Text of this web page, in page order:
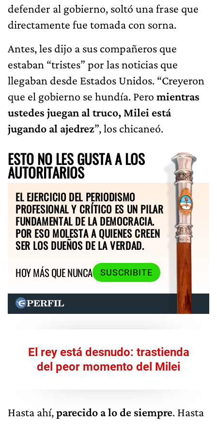
defender al gobierno, soltó una frase que
directamente fue tomada con sorna.
Antes, les dijo a sus compañeros que
estaban “tristes” por las noticias que
llegaban desde Estados Unidos. “Creyeron
que el gobierno se hundía. Pero mientras
ustedes juegan al truco, Milei está
jugando al ajedrez”, los chicaneó.
ESTO NO LES GUSTA A LOS
AUTORITARIOS
EL EJERCICIO DEL PERIODISMO
PROFESIONAL Y CRÍTICO ES UN PILAR
FUNDAMENTAL DE LA DEMOCRACIA.
POR ESO MOLESTA A QUIENES CREEN
SER LOS DUEÑOS DE LA VERDAD.
HOY MÁS QUE NUNCA
SUSCRIBITE
El rey está desnudo: trastienda
del peor momento del Milei
Hasta ahí,parecido a lo de siempre. Hasta